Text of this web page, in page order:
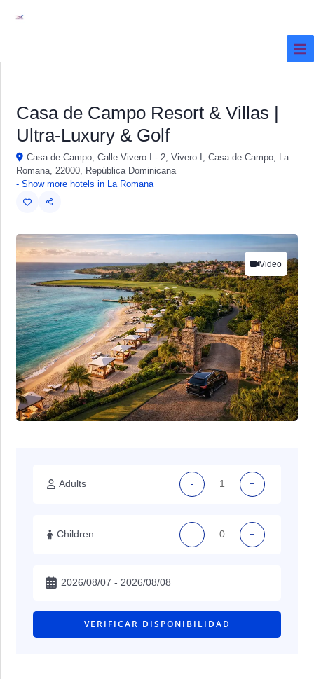
Casa de Campo Resort & Villas |
Ultra-Luxury & Golf
Casa de Campo, Calle Vivero I - 2, Vivero I, Casa de Campo, La
Romana, 22000, República Dominicana
- Show more hotels in La Romana
Video
Adults - +
Children - +
VERIFICAR DISPONIBILIDAD